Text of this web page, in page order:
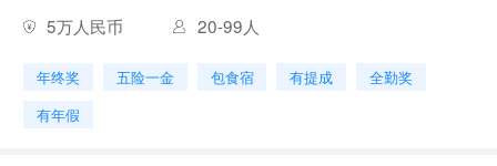
5万人民币
20-99人
年终奖 五险一金 包食宿 有提成
全勤奖
有年假